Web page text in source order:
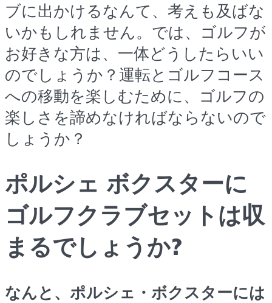
ブに出かけるなんて、考えも及ばな
いかもしれません。では、ゴルフが
お好きな方は、一体どうしたらいい
のでしょうか？運転とゴルフコース
への移動を楽しむために、ゴルフの
楽しさを諦めなければならないので
しょうか？
ポルシェ ボクスターに
ゴルフクラブセットは収
まるでしょうか?
なんと、ポルシェ・ボクスターには